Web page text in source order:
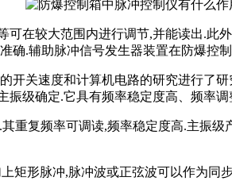
在较大范围内进行调节,并能读出.此
.辅助脉冲信号发生器装置在防爆控
开关速度和计算机电路的研究进行了
级确定.它具有频率稳定度高、频率
重复频率可调读,频率稳定度高.主振
矩形脉冲,脉冲波或正弦波可以作为